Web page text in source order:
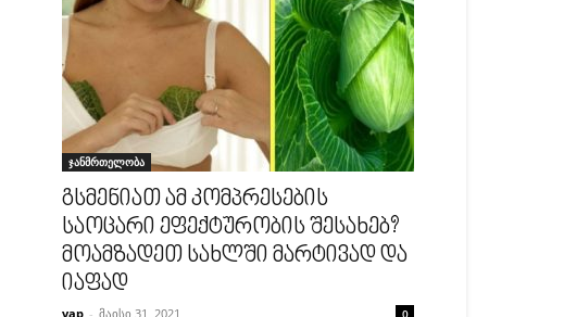
ჯანმრთელობა
გსმენიათ ამ კომპრესების
საოცარი ეფექტურობის შესახებ?
მოამზადეთ სახლში მარტივად და
იაფად
vap - მაისი 31, 2021